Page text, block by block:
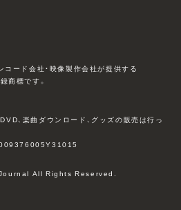
コード会社・映像製作会社が提供する
商標です。
、楽曲ダウンロード、グッズの販売は行っ
All Rights Reserved.